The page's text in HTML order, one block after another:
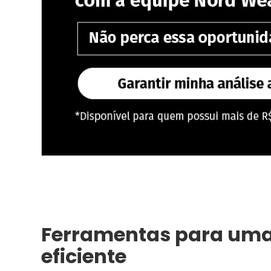
Ferramentas para
eficiente